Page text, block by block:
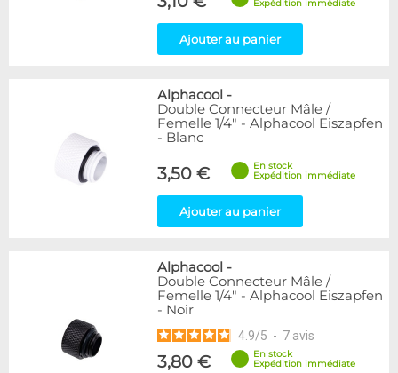
Expédition immédiate
Ajouter au panier
Alphacool -
Double Connecteur Mâle /
Femelle 1/4" - Alphacool Eiszapfen
- Blanc
3,50 €
En stock
Expédition immédiate
Ajouter au panier
Alphacool -
Double Connecteur Mâle /
Femelle 1/4" - Alphacool Eiszapfen
- Noir
4.9/5 - 7 avis
3,80 €
En stock
Expédition immédiate